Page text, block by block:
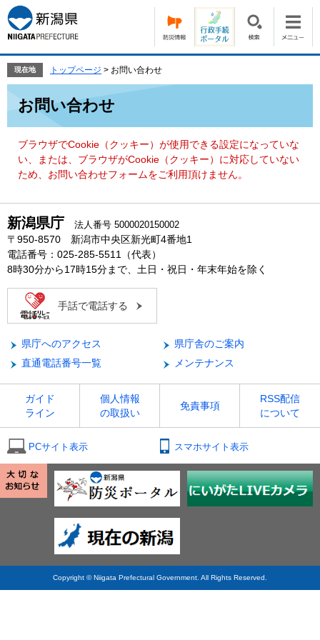
ー
ジ
の
頭
す。
ニ
ュ
ー
飛
て
現在地 トップページ > お問い合わせ
お問い合わせ
ブラウザでCookie（クッキー）が使用できる設定になっていな
い、または、ブラウザがCookie（クッキー）に対応していない
ため、お問い合わせフォームをご利用頂けません。
新潟県庁 法人番号 5000020150002
〒950-8570 新潟市中央区新光町4番地1
電話番号：025-285-5511（代表）
8時30分から17時15分まで、土日・祝日・年末年始を除く
手話で電話する
県庁へのアクセス
県庁舎のご案内
直通電話番号一覧
メンテナンス
ガイド
ライン
個人情報
の取扱い
免責事項
RSS配信
について
PCサイト表示 スマホサイト表示
Copyright © Niigata Prefectural Government. All Rights Reserved.